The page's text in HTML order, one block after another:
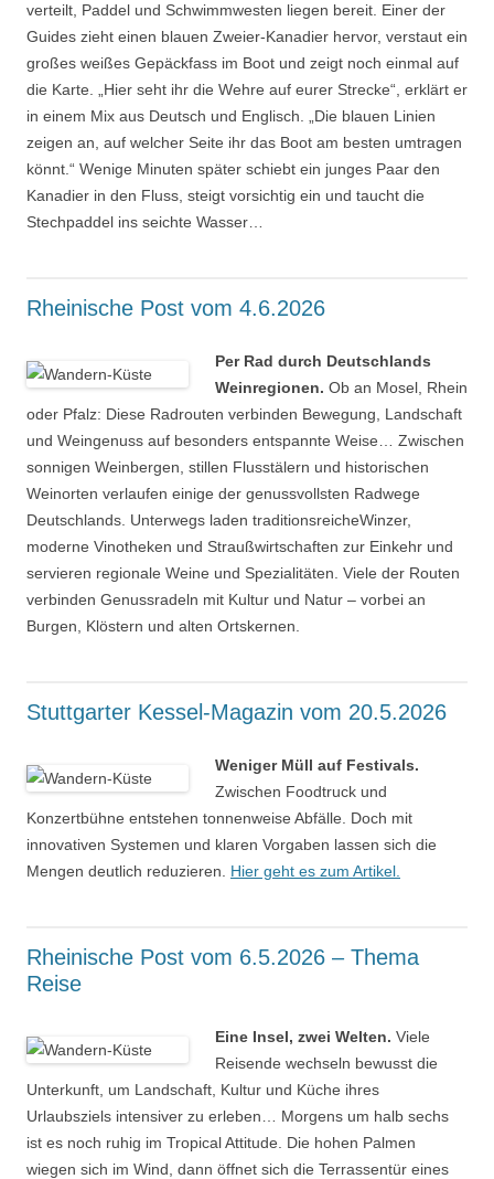
verteilt, Paddel und Schwimmwesten liegen bereit. Einer der
Guides zieht einen blauen Zweier-Kanadier hervor, verstaut ein
großes weißes Gepäckfass im Boot und zeigt noch einmal auf
die Karte. „Hier seht ihr die Wehre auf eurer Strecke“, erklärt er
in einem Mix aus Deutsch und Englisch. „Die blauen Linien
zeigen an, auf welcher Seite ihr das Boot am besten umtragen
könnt.“ Wenige Minuten später schiebt ein junges Paar den
Kanadier in den Fluss, steigt vorsichtig ein und taucht die
Stechpaddel ins seichte Wasser…
Rheinische Post vom 4.6.2026
Per Rad durch Deutschlands
Weinregionen. Ob an Mosel, Rhein
oder Pfalz: Diese Radrouten verbinden Bewegung, Landschaft
und Weingenuss auf besonders entspannte Weise… Zwischen
sonnigen Weinbergen, stillen Flusstälern und historischen
Weinorten verlaufen einige der genussvollsten Radwege
Deutschlands. Unterwegs laden traditionsreicheWinzer,
moderne Vinotheken und Straußwirtschaften zur Einkehr und
servieren regionale Weine und Spezialitäten. Viele der Routen
verbinden Genussradeln mit Kultur und Natur – vorbei an
Burgen, Klöstern und alten Ortskernen.
Stuttgarter Kessel-Magazin vom 20.5.2026
Weniger Müll auf Festivals.
Zwischen Foodtruck und
Konzertbühne entstehen tonnenweise Abfälle. Doch mit
innovativen Systemen und klaren Vorgaben lassen sich die
Mengen deutlich reduzieren. Hier geht es zum Artikel.
Rheinische Post vom 6.5.2026 – Thema
Reise
Eine Insel, zwei Welten. Viele
Reisende wechseln bewusst die
Unterkunft, um Landschaft, Kultur und Küche ihres
Urlaubsziels intensiver zu erleben… Morgens um halb sechs
ist es noch ruhig im Tropical Attitude. Die hohen Palmen
wiegen sich im Wind, dann öffnet sich die Terrassentür eines